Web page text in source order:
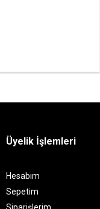
Üyelik İşlemleri
Hesabım
Sepetim